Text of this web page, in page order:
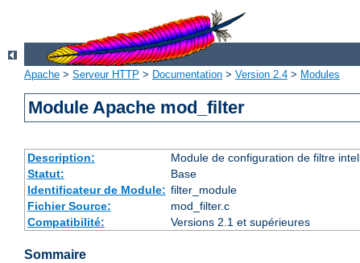
Apache > Serveur HTTP > Documentation > Version 2.4 > Modules
Module Apache mod_filter
Description:
Module de configuration de filtre
Statut:
Base
Identificateur de Module: filter_module
Fichier Source:
mod_filter.c
Compatibilité:
Versions 2.1 et supérieures
Sommaire